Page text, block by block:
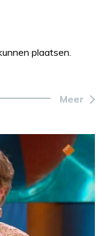
plaatsen.
Meer